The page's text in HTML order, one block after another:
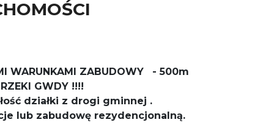
WARUNKAMI ZABUDOWY
- 500m
GWDY !!!!
działki z drogi gminnej .
lub zabudowę rezydencjonalną.